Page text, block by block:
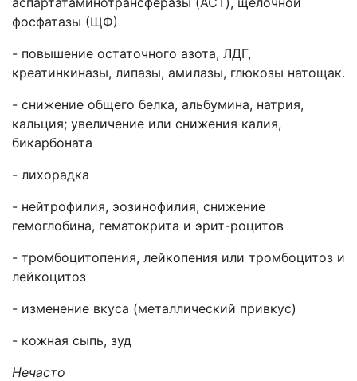
фосфатазы (ЩФ)
- повышение остаточного азота, ЛДГ,
креатинкиназы, липазы, амилазы, глюкозы натощак.
- снижение общего белка, альбумина, натрия,
кальция; увеличение или снижения калия,
бикарбоната
- лихорадка
- нейтрофилия, эозинофилия, снижение
гемоглобина, гематокрита и эрит-роцитов
- тромбоцитопения, лейкопения или тромбоцитоз и
лейкоцитоз
- изменение вкуса (металлический привкус)
- кожная сыпь, зуд
Нечасто